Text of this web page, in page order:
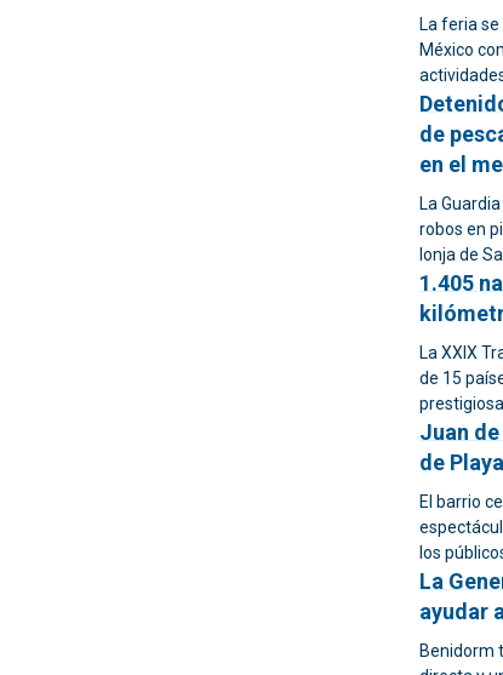
La feria
México
de
en el
La
robos en
lonja de
1.405
La XXIX
de 15
Juan
de
El barrio
los
La
ayudar
Benidorm